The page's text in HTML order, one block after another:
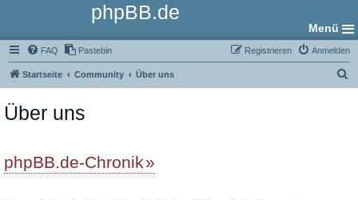
phpBB.de
Menü
FAQ Pastebin Anmelden
Registrieren
Startseite Community Über uns
Über uns
phpBB.de-Chronik